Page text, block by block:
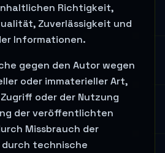
Richtigkeit,
Zuverlässigkeit und
Informationen.
gegen den Autor wegen
oder immaterieller Art,
oder der Nutzung
der veröffentlichten
Missbrauch der
durch technische